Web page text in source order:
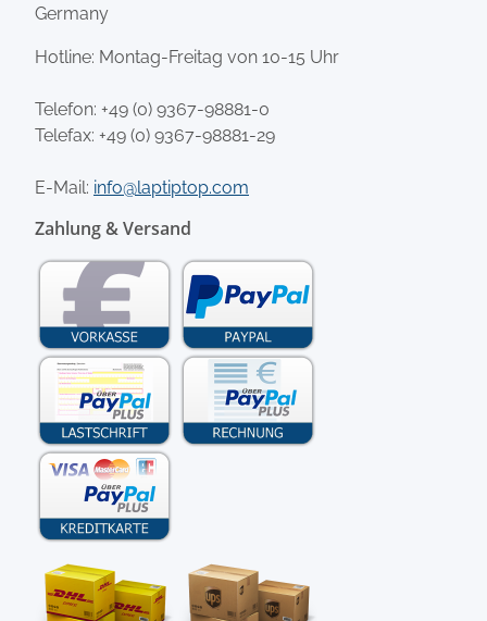
Germany
Hotline: Montag-Freitag von 10-15 Uhr
Telefon: +49 (0) 9367-98881-0
Telefax: +49 (0) 9367-98881-29
E-Mail: info@laptiptop.com
Zahlung & Versand